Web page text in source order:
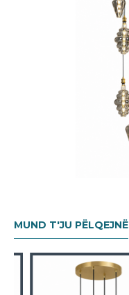
MUND T'JU PËLQEJNË